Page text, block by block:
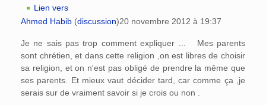
Lien vers
Ahmed Habib (discussion)20 novembre 2012 à 19:37
Je ne sais pas trop comment expliquer ... Mes parents
sont chrétien, et dans cette religion ,on est libres de choisir
sa religion, et on n'est pas obligé de prendre la même que
ses parents. Et mieux vaut décider tard, car comme ça ,je
serais sur de vraiment savoir si je crois ou non .